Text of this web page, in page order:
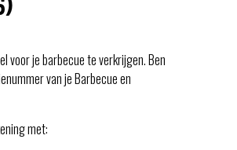
voor je barbecue te verkrijgen. Ben
van je Barbecue en
met: